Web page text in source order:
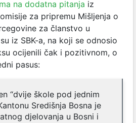
na dodatna pitanja iz
za pripremu Mišljenja o
za članstvo u
iz SBK-a, na koji se odnosio
ocijenili čak i pozitivnom, o
pasus:
“dvije škole pod jednim
Središnja Bosna je
djelovanja u Bosni i